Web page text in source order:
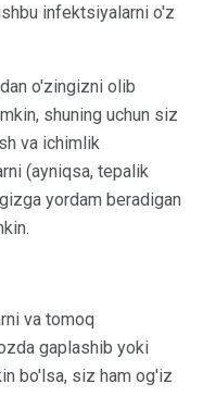
infektsiyalarni o'z
o'zingizni olib
shuning uchun siz
va ichimlik
(ayniqsa, tepalik
yordam beradigan
va tomoq
gaplashib yoki
bo'lsa, siz ham og'iz